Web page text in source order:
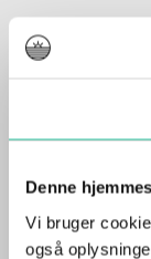
Denne
Vi bruger
også